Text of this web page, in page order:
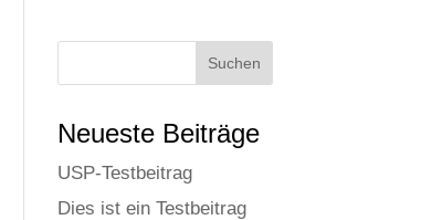
Neue­ste Beiträge
USP-Test­bei­trag
Dies ist ein Test­bei­trag